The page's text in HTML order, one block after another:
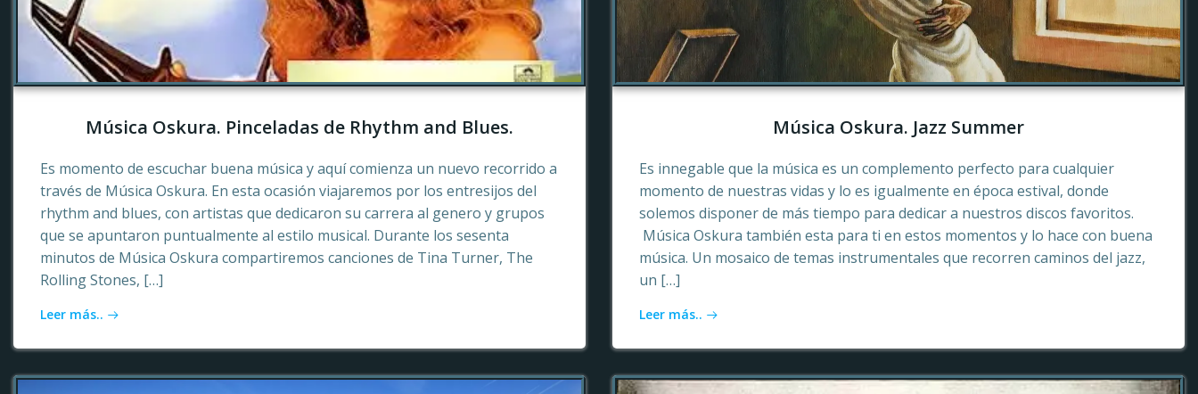
Música Oskura. Pinceladas de Rhythm and Blues.
Es momento de escuchar buena música y aquí comienza un nuevo recorrido a
través de Música Oskura. En esta ocasión viajaremos por los entresijos del
rhythm and blues, con artistas que dedicaron su carrera al genero y grupos
que se apuntaron puntualmente al estilo musical. Durante los sesenta
minutos de Música Oskura compartiremos canciones de Tina Turner, The
Rolling Stones, […]
Leer más..
Música Oskura. Jazz Summer
Es innegable que la música es un complemento perfecto para cualquier
momento de nuestras vidas y lo es igualmente en época estival, donde
solemos disponer de más tiempo para dedicar a nuestros discos favoritos.
Música Oskura también esta para ti en estos momentos y lo hace con buena
música. Un mosaico de temas instrumentales que recorren caminos del jazz,
un […]
Leer más..